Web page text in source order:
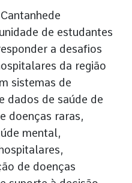
de estudantes
a desafios
da região
sistemas de
dados de saúde de
doenças raras,
mental,
de doenças